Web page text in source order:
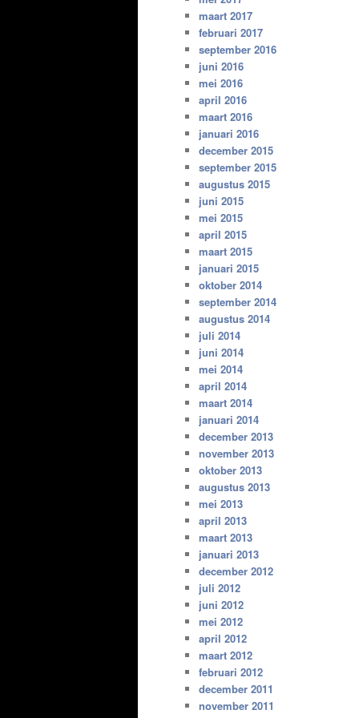
maart 2017
februari 2017
september 2016
juni 2016
mei 2016
april 2016
maart 2016
januari 2016
december 2015
september 2015
augustus 2015
juni 2015
mei 2015
april 2015
maart 2015
januari 2015
oktober 2014
september 2014
augustus 2014
juli 2014
juni 2014
mei 2014
april 2014
maart 2014
januari 2014
december 2013
november 2013
oktober 2013
augustus 2013
mei 2013
april 2013
maart 2013
januari 2013
december 2012
juli 2012
juni 2012
mei 2012
april 2012
maart 2012
februari 2012
december 2011
november 2011